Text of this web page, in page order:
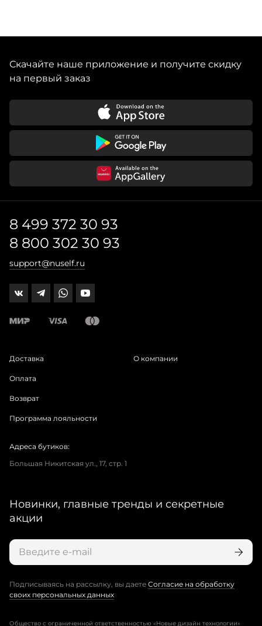
Скачайте наше приложение и получите скидку
на первый заказ
8 499 372 30 93
8 800 302 30 93
support@nuself.ru
Доставка
Оплата
Возврат
Программа лояльности
О компании
Адреса бутиков:
Большая Никитская ул., 17, стр. 1
Новинки, главные тренды и секретные
акции
Подписываясь на рассылку, вы даете Согласие на обработку
своих персональных данных
Общество с ограниченной ответственностью «Новые дизайн технологии»